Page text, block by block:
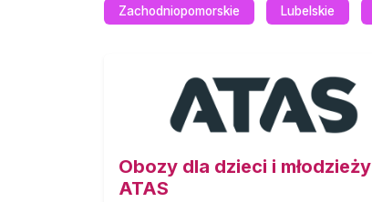
Zachodniopomorskie Lubelskie
Obozy dla dzieci i młodzieży
ATAS